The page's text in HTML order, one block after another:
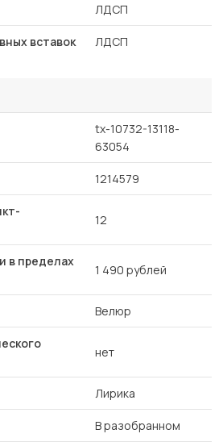
ЛДСП
вставок ЛДСП
tx-10732-13118-
63054
1214579
12
в пределах
1 490 рублей
Велюр
нет
Лирика
В разобранном